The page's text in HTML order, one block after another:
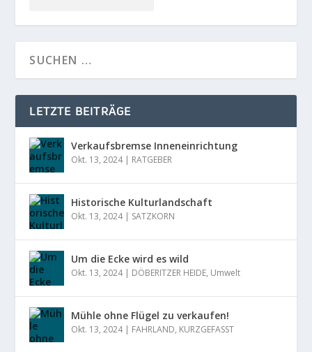
LETZTE BEITRÄGE
Verkaufsbremse Inneneinrichtung
Okt. 13, 2024| RATGEBER
Historische Kulturlandschaft
Okt. 13, 2024| SATZKORN
Um die Ecke wird es wild
Okt. 13, 2024| DÖBERITZER HEIDE, Umwelt
Mühle ohne Flügel zu verkaufen!
Okt. 13, 2024| FAHRLAND, KURZGEFASST